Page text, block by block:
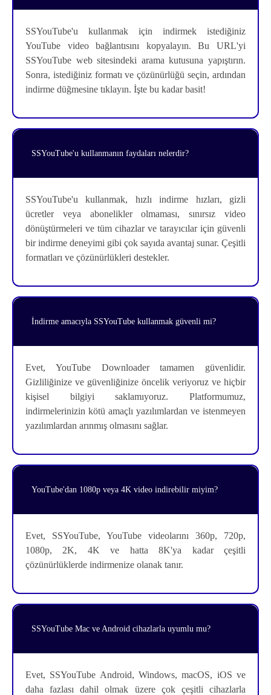
SSYouTube'u kullanmak için indirmek istediğiniz
YouTube video bağlantısını kopyalayın. Bu URL'yi
SSYouTube web sitesindeki arama kutusuna yapıştırın.
Sonra, istediğiniz formatı ve çözünürlüğü seçin, ardından
indirme düğmesine tıklayın. İşte bu kadar basit!
SSYouTube'u kullanmanın faydaları nelerdir?
SSYouTube'u kullanmak, hızlı indirme hızları, gizli
ücretler veya abonelikler olmaması, sınırsız video
dönüştürmeleri ve tüm cihazlar ve tarayıcılar için güvenli
bir indirme deneyimi gibi çok sayıda avantaj sunar. Çeşitli
formatları ve çözünürlükleri destekler.
İndirme amacıyla SSYouTube kullanmak güvenli mi?
Evet, YouTube Downloader tamamen güvenlidir.
Gizliliğinize ve güvenliğinize öncelik veriyoruz ve hiçbir
kişisel bilgiyi saklamıyoruz. Platformumuz,
indirmelerinizin kötü amaçlı yazılımlardan ve istenmeyen
yazılımlardan arınmış olmasını sağlar.
YouTube'dan 1080p veya 4K video indirebilir miyim?
Evet, SSYouTube, YouTube videolarını 360p, 720p,
1080p, 2K, 4K ve hatta 8K'ya kadar çeşitli
çözünürlüklerde indirmenize olanak tanır.
SSYouTube Mac ve Android cihazlarla uyumlu mu?
Evet, SSYouTube Android, Windows, macOS, iOS ve
daha fazlası dahil olmak üzere çok çeşitli cihazlarla